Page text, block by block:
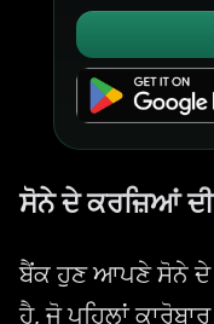
ਸੋਨੇ ਦੇ ਕਰਜ਼ਿਆਂ
ਬੈਂਕ ਹੁਣ ਆਪਣੇ ਸੋਨੇ ਦੇ
ਹੈ, ਜੋ ਪਹਿਲਾਂ